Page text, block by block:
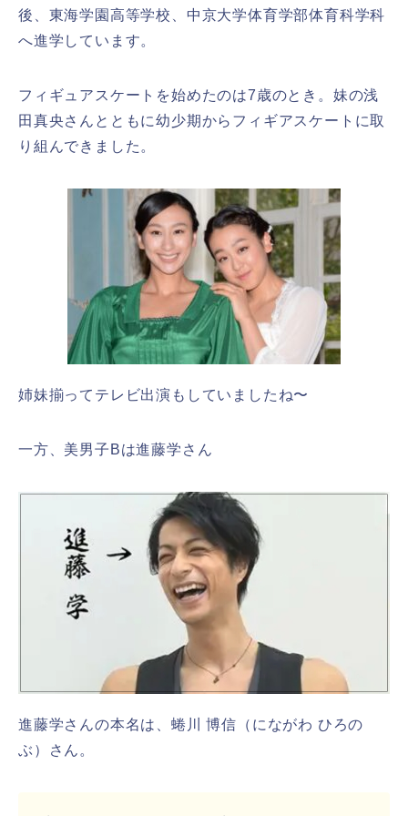
後、東海学園高等学校、中京大学体育学部体育科学科
へ進学しています。
フィギュアスケートを始めたのは7歳のとき。妹の浅
田真央さんとともに幼少期からフィギアスケートに取
り組んできました。
姉妹揃ってテレビ出演もしていましたね〜
一方、美男子Bは進藤学さん
進藤学さんの本名は、蜷川 博信（にながわ ひろの
ぶ）さん。